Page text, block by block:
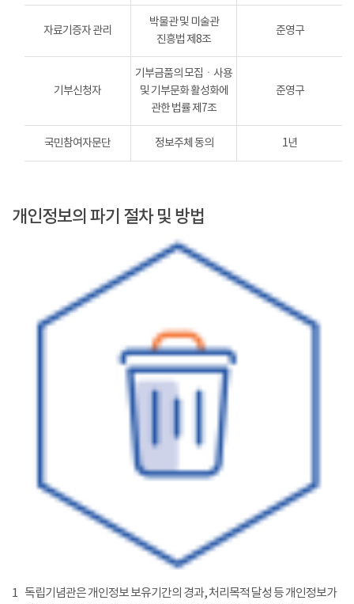
자료기증자 관리
박물관 및 미술관
진흥법 제8조
준영구
기부신청자
기부금품의 모집ㆍ사용
및 기부문화 활성화에
관한 법률 제7조
준영구
국민참여자문단 정보주체 동의 1년
개인정보의 파기 절차 및 방법
1 독립기념관은 개인정보 보유기간의 경과, 처리목적 달성 등 개인정보가